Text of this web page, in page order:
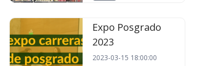
Expo Posgrado
2023
2023-03-15 18:00:00